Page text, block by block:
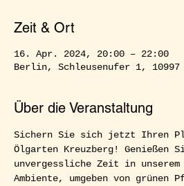
Zeit & Ort
16. Apr. 2024, 20:00 – 22:00
Berlin, Schleusenufer 1,
Über die Veranstaltung
Sichern Sie sich jetzt Ihren
Ölgarten Kreuzberg! Genießen
unvergessliche Zeit in unserem
Ambiente, umgeben von grünen